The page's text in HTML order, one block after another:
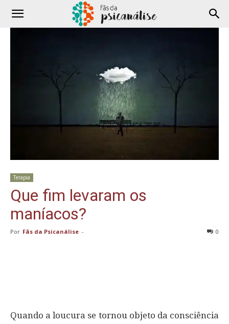
Terapia
Que fim levaram os
maníacos?
Por Fãs da Psicanálise - 0
Quando a loucura se tornou objeto da consciência